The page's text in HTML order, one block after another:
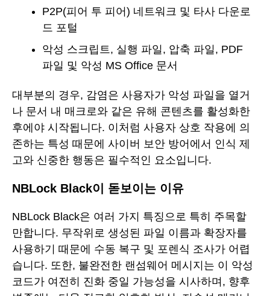
P2P(피어 투 피어) 네트워크 및 타사 다운로
드 포털
악성 스크립트, 실행 파일, 압축 파일, PDF
파일 및 악성 MS Office 문서
대부분의 경우, 감염은 사용자가 악성 파일을 열거
나 문서 내 매크로와 같은 유해 콘텐츠를 활성화한
후에야 시작됩니다. 이처럼 사용자 상호 작용에 의
존하는 특성 때문에 사이버 보안 방어에서 인식 제
고와 신중한 행동은 필수적인 요소입니다.
NBLock Black이 돋보이는 이유
NBLock Black은 여러 가지 특징으로 특히 주목할
만합니다. 무작위로 생성된 파일 이름과 확장자를
사용하기 때문에 수동 복구 및 포렌식 조사가 어렵
습니다. 또한, 불완전한 랜섬웨어 메시지는 이 악성
코드가 여전히 진화 중일 가능성을 시사하며, 향후